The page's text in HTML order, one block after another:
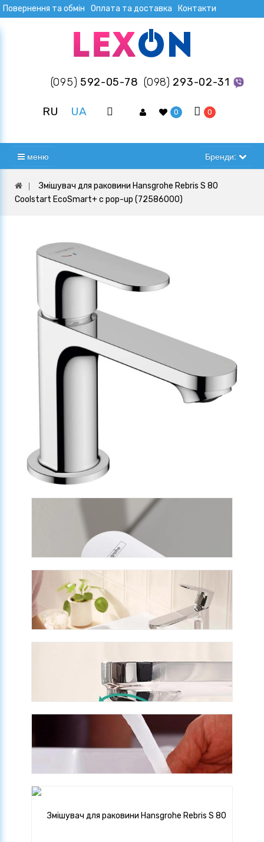
Повернення та обмін Оплата та доставка Контакти
(095) 592-05-78 (098) 293-02-31
RU UA 0 0
меню Бренди:
Змішувач для раковини Hansgrohe Rebris S 80
Coolstart EcoSmart+ с pop-up (72586000)